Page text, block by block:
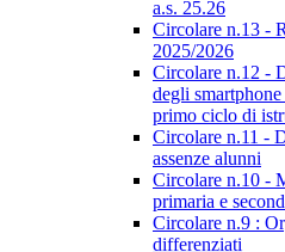
a.s. 25.26
Circolare n.13 -
2025/2026
Circolare n.12 -
degli
primo ciclo di
Circolare n.11 -
assenze alunni
Circolare n.10 -
primaria e
Circolare n.9 :
differenziati